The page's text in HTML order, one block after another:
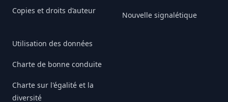
Copies et droits d’auteur
Utilisation des données
Charte de bonne conduite
Charte sur l'égalité et la
diversité
Nouvelle signalétique